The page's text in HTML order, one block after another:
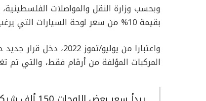
وبحسب وزارة النقل والمواصلات
بقيمة 10% من سعر لوحة السيارات التي يرغب الفرد خوض المزاد للفوز به.
واعتبارا من يوليو/
المركبات المؤلفة من أرقام فقط، والتي تم